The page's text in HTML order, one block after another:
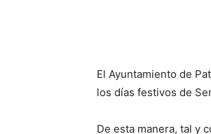
El Ayuntamiento de
los días festivos de
De esta manera, tal y